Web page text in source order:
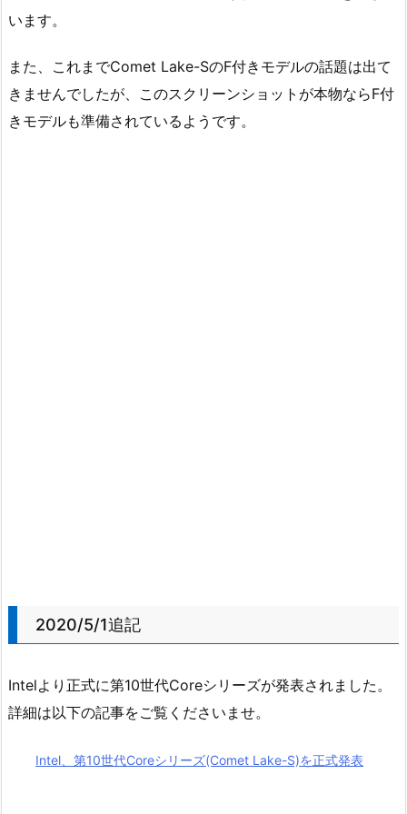
います。
また、これまでComet Lake-SのF付きモデルの話題は出て
きませんでしたが、このスクリーンショットが本物ならF付
きモデルも準備されているようです。
2020/5/1追記
Intelより正式に第10世代Coreシリーズが発表されました。
詳細は以下の記事をご覧くださいませ。
Intel、第10世代Coreシリーズ(Comet Lake-S)を正式発表